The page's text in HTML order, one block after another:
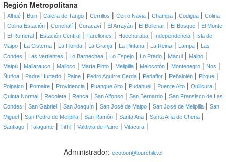
Región Metropolitana
| Alhué | Buin | Calera de Tango | Cerrillos | Cerro Navia | Champa | Codigua | Colina
| Colina Estación | Conchalí | Curacaví | El Arrayán | El Bollenar | El Bosque | El Monte
| El Romeral | Estación Central | Farellones | Huechuraba | Independencia |
Isla de
Maipo | La Cisterna | La Florida | La Granja | La Pintana | La Reina | Lampa |
Las
Condes | Las Vertientes | Lo Barnechea | Lo Espejo | Lo Prado | Macul | Maipo |
Maipú | Mallarauco | Malloco | María Pinto | Melipilla | Melocotón | Montenegro | Nos |
Ñuñoa | Padre Hurtado | Paine | Pedro Aguirre Cerda | Peñaflor | Peñalolén | Pirque |
Polpaico | Pomaire | Providencia | Puangue Alto | Pudahuel | Puente Alto | Quilicura |
Quinta Normal | Recoleta | Renca | San Alfonso | San Bernardo | San Fransisco de Las
Condes | San Gabriel | San Joaquín | San José de Maipo | San José de Melipilla | San
Miguel | San Pedro de Melipilla | San Ramón | Santa Ana | Santa Ana de Chena |
Santiago | Talagante | TilTil | Valdivia de Paine | Vitacura |
Administrador: ecotour@tourchile.cl